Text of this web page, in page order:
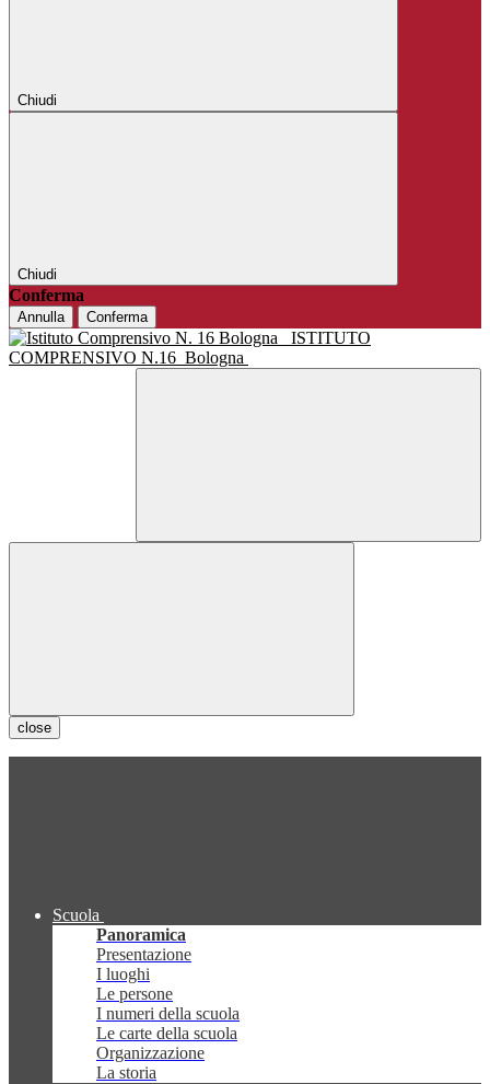
Chiudi
Chiudi
Conferma
Annulla Conferma
ISTITUTO
COMPRENSIVO N.16 Bologna
close
Scuola
Panoramica
Presentazione
I luoghi
Le persone
I numeri della scuola
Le carte della scuola
Organizzazione
La storia